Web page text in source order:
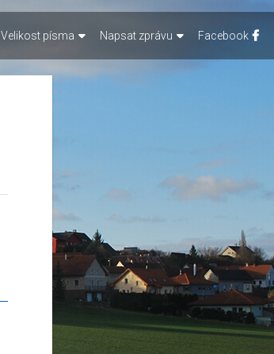
Velikost písma Napsat zprávu Facebook